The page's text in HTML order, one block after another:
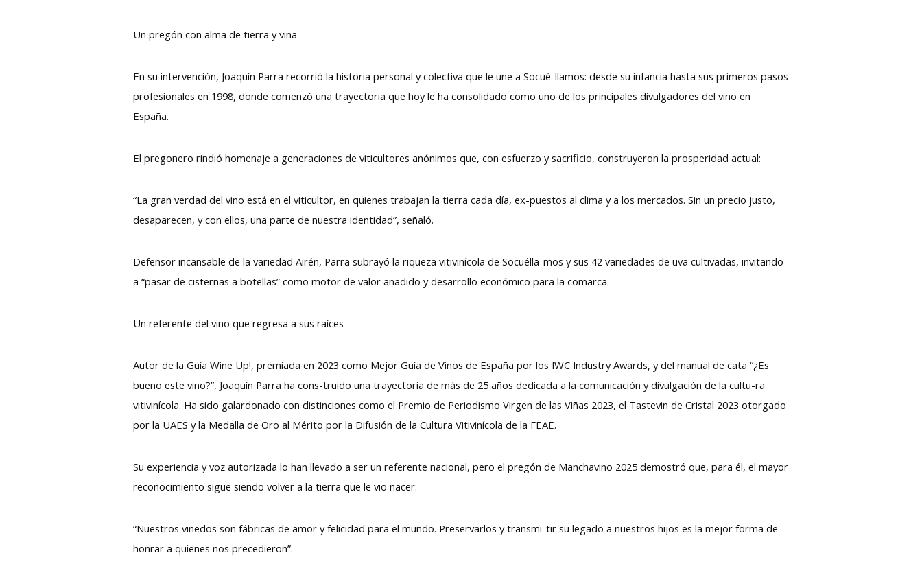
Un pregón con alma de tierra y viña
En su intervención, Joaquín Parra recorrió la historia personal y colectiva que le une a Socué-llamos: desde su infancia hasta sus primeros pasos
profesionales en 1998, donde comenzó una trayectoria que hoy le ha consolidado como uno de los principales divulgadores del vino en
España.
El pregonero rindió homenaje a generaciones de viticultores anónimos que, con esfuerzo y sacrificio, construyeron la prosperidad actual:
“La gran verdad del vino está en el viticultor, en quienes trabajan la tierra cada día, ex-puestos al clima y a los mercados. Sin un precio justo,
desaparecen, y con ellos, una parte de nuestra identidad”, señaló.
Defensor incansable de la variedad Airén, Parra subrayó la riqueza vitivinícola de Socuélla-mos y sus 42 variedades de uva cultivadas, invitando
a “pasar de cisternas a botellas” como motor de valor añadido y desarrollo económico para la comarca.
Un referente del vino que regresa a sus raíces
Autor de la Guía Wine Up!, premiada en 2023 como Mejor Guía de Vinos de España por los IWC Industry Awards, y del manual de cata “¿Es
bueno este vino?”, Joaquín Parra ha cons-truido una trayectoria de más de 25 años dedicada a la comunicación y divulgación de la cultu-ra
vitivinícola. Ha sido galardonado con distinciones como el Premio de Periodismo Virgen de las Viñas 2023, el Tastevin de Cristal 2023 otorgado
por la UAES y la Medalla de Oro al Mérito por la Difusión de la Cultura Vitivinícola de la FEAE.
Su experiencia y voz autorizada lo han llevado a ser un referente nacional, pero el pregón de Manchavino 2025 demostró que, para él, el mayor
reconocimiento sigue siendo volver a la tierra que le vio nacer:
“Nuestros viñedos son fábricas de amor y felicidad para el mundo. Preservarlos y transmi-tir su legado a nuestros hijos es la mejor forma de
honrar a quienes nos precedieron”.